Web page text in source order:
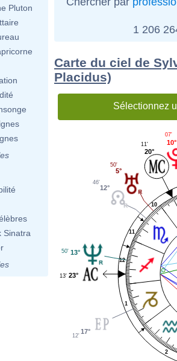
Pluton
Sinatra
1 206
Carte du ciel de
Placidus)
Sélectionnez
1
2
10
11
12
10°
07'
20°
11'
5°
50'
12°
46'
13°
50'
23°
13'
17°
12'